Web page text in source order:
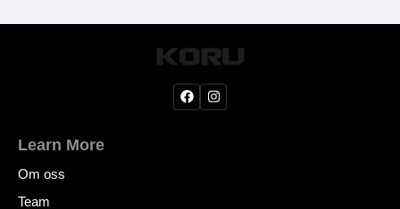
I.i) Nedgradering av medlemskap:
som er tegnet med bindingstid mens
bindingstiden for gjeldende medlemskap
Learn More
Om oss
Team